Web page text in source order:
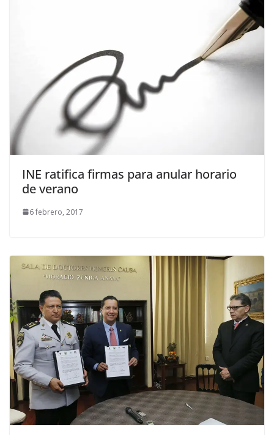
INE ratifica firmas para anular horario
de verano
6 febrero, 2017